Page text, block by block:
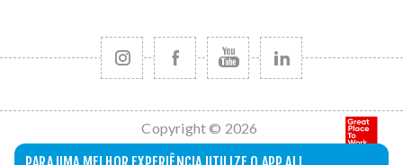
Copyright © 2026
All Nations. Todos